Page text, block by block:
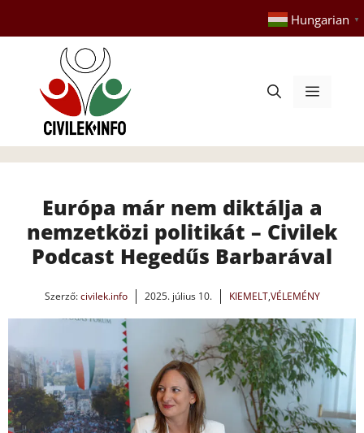
tartalomba
Hungarian ▼
Menü
Európa már nem diktálja a
nemzetközi politikát – Civilek
Podcast Hegedűs Barbarával
Szerző:civilek.info 2025. július 10. KIEMELT,VÉLEMÉNY